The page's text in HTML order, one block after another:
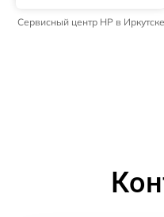
Сервисный центр HP в Иркутске